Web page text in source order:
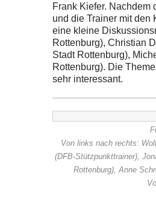
Frank Kiefer. Nachdem
und die Trainer mit den
eine kleine
Rottenburg), Christian
Stadt Rottenburg),
Rottenburg). Die
sehr interessant.
Von links nach rechts:
(DFB-Stützpunkttrainer),
Rottenburg), Anne